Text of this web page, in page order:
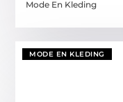
Mode En Kleding
MODE EN KLEDING